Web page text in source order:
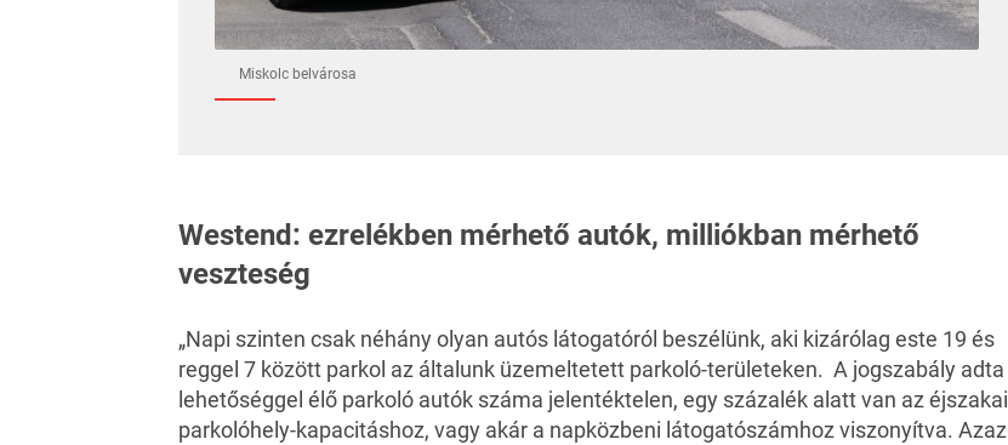
Miskolc belvárosa
Westend: ezrelékben mérhető autók, milliókban mérhető
veszteség
„Napi szinten csak néhány olyan autós látogatóról beszélünk, aki kizárólag este 19 és
reggel 7 között parkol az általunk üzemeltetett parkoló-területeken. A jogszabály adta
lehetőséggel élő parkoló autók száma jelentéktelen, egy százalék alatt van az éjszakai
parkolóhely-kapacitáshoz, vagy akár a napközbeni látogatószámhoz viszonyítva. Azaz